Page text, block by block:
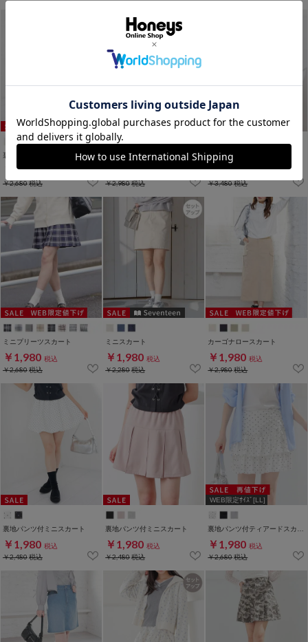
裏地パンツ付ミニバルーンスカート
￥2,280 税込
￥2,680税込
裏地パンツ付ミニスカート
￥1,980 税込
￥2,980税込
合皮ミニプリーツスカート
￥1,980 税込
￥3,480税込
ミニプリーツスカート
￥1,980 税込
￥2,680税込
ミニスカート
￥1,980 税込
￥2,280税込
カーゴナロースカート
￥1,980 税込
￥2,980税込
裏地パンツ付ミニスカート
￥1,980 税込
￥2,480税込
裏地パンツ付ミニスカート
￥1,980 税込
￥2,480税込
WEB限定ｻｲｽﾞ[LL]
￥1,980 税込
￥2,680税込